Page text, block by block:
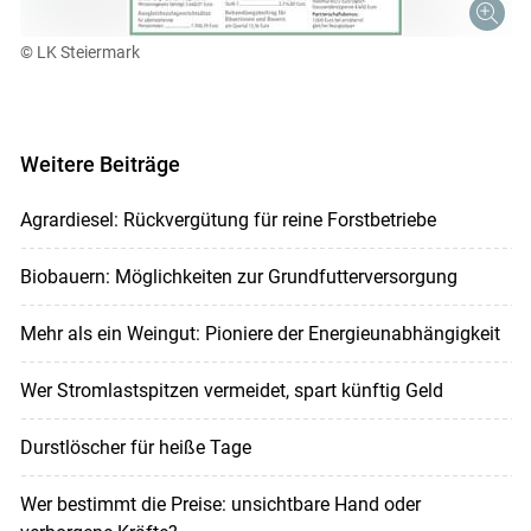
© LK Steiermark
Weitere Beiträge
Agrardiesel: Rückvergütung für reine Forstbetriebe
Biobauern: Möglichkeiten zur Grundfutterversorgung
Mehr als ein Weingut: Pioniere der Energieunabhängigkeit
Wer Stromlastspitzen vermeidet, spart künftig Geld
Durstlöscher für heiße Tage
Wer bestimmt die Preise: unsichtbare Hand oder